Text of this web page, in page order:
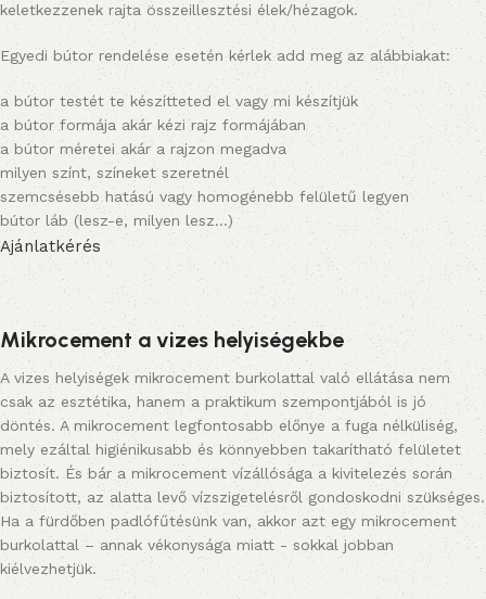
keletkezzenek rajta összeillesztési élek/hézagok.
Egyedi bútor rendelése esetén kérlek add meg az alábbiakat:
a bútor testét te készítteted el vagy mi készítjük
a bútor formája akár kézi rajz formájában
a bútor méretei akár a rajzon megadva
milyen színt, színeket szeretnél
szemcsésebb hatású vagy homogénebb felületű legyen
bútor láb (lesz-e, milyen lesz…)
Ajánlatkérés
Mikrocement a vizes helyiségekbe
A vizes helyiségek mikrocement burkolattal való ellátása nem
csak az esztétika, hanem a praktikum szempontjából is jó
döntés. A mikrocement legfontosabb előnye a fuga nélküliség,
mely ezáltal higiénikusabb és könnyebben takarítható felületet
biztosít. És bár a mikrocement vízállósága a kivitelezés során
biztosított, az alatta levő vízszigetelésről gondoskodni szükséges.
Ha a fürdőben padlófűtésünk van, akkor azt egy mikrocement
burkolattal – annak vékonysága miatt - sokkal jobban
kiélvezhetjük.